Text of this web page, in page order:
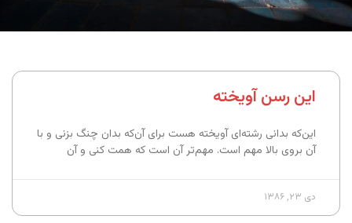
این رسن آویخته
این‌که بدانی رشته‌ای آویخته هست برای آن‌که بدان چنگ بزنی و با
آن بروی بالا مهم است. مهم‌تر آن است که همت کنی و آن
دی ۲۳, ۱۳۸۶